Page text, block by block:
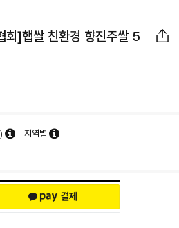
회]햅쌀 친환경 향진주쌀 5
지역별